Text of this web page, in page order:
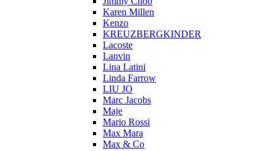
Karen Millen
Kenzo
KREUZBERGKINDER
Lacoste
Lanvin
Lina Latini
Linda Farrow
LIU JO
Marc Jacobs
Maje
Mario Rossi
Max Mara
Max & Co